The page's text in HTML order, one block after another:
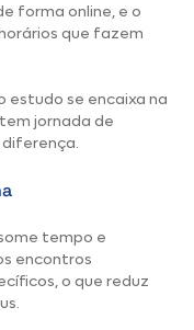
forma online, e o
que fazem
estudo se encaixa na
jornada de
tempo e
encontros
o que reduz